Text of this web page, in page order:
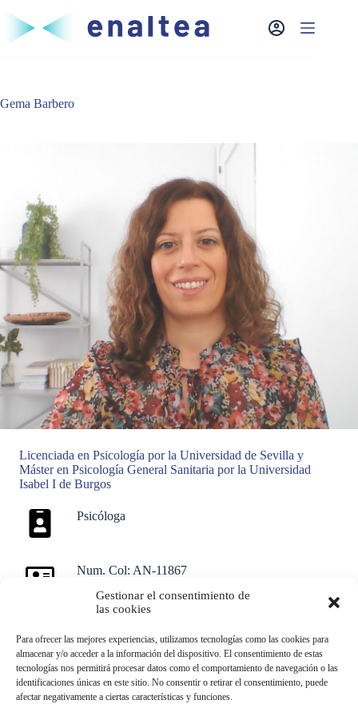
Gestionar el consentimiento de
las cookies
Para ofrecer las mejores experiencias, utilizamos tecnologías como las cookies para
almacenar y/o acceder a la información del dispositivo. El consentimiento de estas
tecnologías nos permitirá procesar datos como el comportamiento de navegación o las
identificaciones únicas en este sitio. No consentir o retirar el consentimiento, puede
afectar negativamente a ciertas características y funciones.
contenido
Gema Barbero
Licenciada en Psicología por la Universidad de Sevilla y
Máster en Psicología General Sanitaria por la Universidad
Isabel I de Burgos
Psicóloga
Num. Col: AN-11867
bienestar y la calidad de vida de las personas que atraviesan
problemas psicológicos. Poder trabajar conjuntamente para que
conozcan las variables que mantienen su malestar, motivar el
cambio y la recuperación de una vida que merezca la pena ser
vivida.